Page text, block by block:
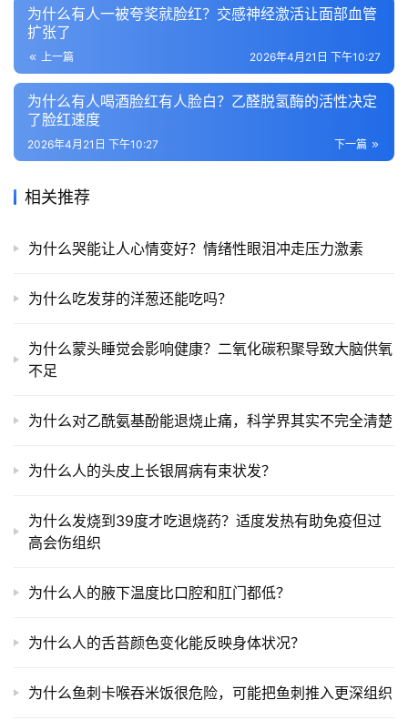
为什么有人一被夸奖就脸红？交感神经激活让面部血管
扩张了
上一篇 2026年4月21日 下午10:27
为什么有人喝酒脸红有人脸白？乙醛脱氢酶的活性决定
了脸红速度
下一篇
2026年4月21日 下午10:27
相关推荐
为什么哭能让人心情变好？情绪性眼泪冲走压力激素
为什么吃发芽的洋葱还能吃吗？
为什么蒙头睡觉会影响健康？二氧化碳积聚导致大脑供氧
不足
为什么对乙酰氨基酚能退烧止痛，科学界其实不完全清楚
为什么人的头皮上长银屑病有束状发？
为什么发烧到39度才吃退烧药？适度发热有助免疫但过
高会伤组织
为什么人的腋下温度比口腔和肛门都低？
为什么人的舌苔颜色变化能反映身体状况？
为什么鱼刺卡喉吞米饭很危险，可能把鱼刺推入更深组织